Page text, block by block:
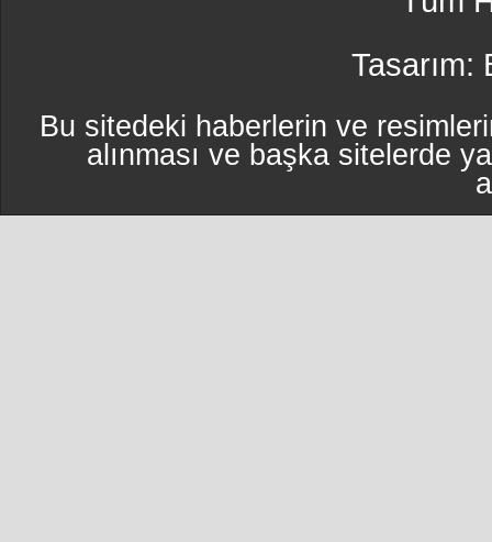
Tasarım:
Bu sitedeki haberlerin ve
alınması ve başka sitelerde